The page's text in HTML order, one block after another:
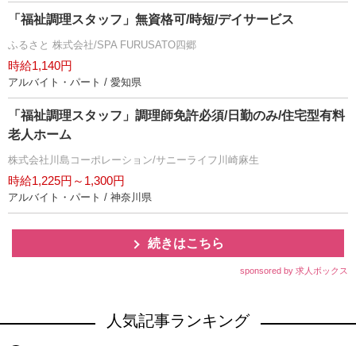
「福祉調理スタッフ」無資格可/時短/デイサービス
ふるさと 株式会社/SPA FURUSATO四郷
時給1,140円
アルバイト・パート / 愛知県
「福祉調理スタッフ」調理師免許必須/日勤のみ/住宅型有料
老人ホーム
株式会社川島コーポレーション/サニーライフ川崎麻生
時給1,225円～1,300円
アルバイト・パート / 神奈川県
続きはこちら
sponsored by 求人ボックス
人気記事ランキング